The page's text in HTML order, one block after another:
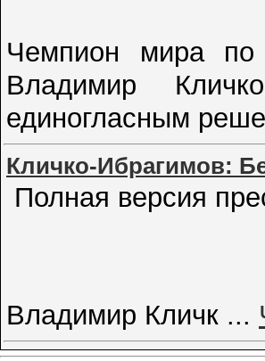
Чемпион мира
Владимир
единогласным
Кличко-Ибрагимов:
Полная версия
Владимир Кличк ...